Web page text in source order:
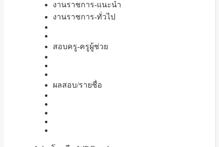
งานราชการ-แนะนำ
งานราชการ-ทั่วไป
สอบครู-ครูผู้ช่วย
ผลสอบ/รายชื่อ